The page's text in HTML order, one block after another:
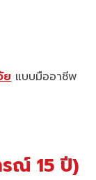
ย แบบมืออาชีพ
ณ์ 15 ปี)